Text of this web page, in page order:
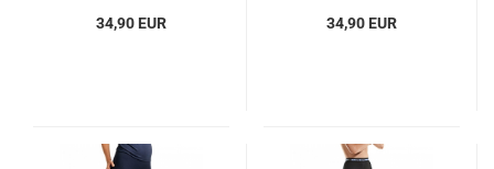
34,90 EUR 34,90 EUR